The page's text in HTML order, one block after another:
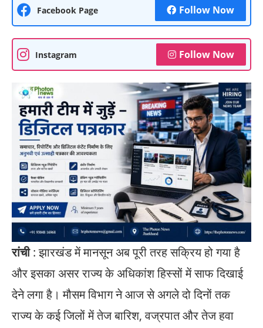
Facebook Page Follow Now
Instagram Follow Now
रांची: झारखंड में मानसून अब पूरी तरह सक्रिय हो गया है
और इसका असर राज्य के अधिकांश हिस्सों में साफ दिखाई
देने लगा है। मौसम विभाग ने आज से अगले दो दिनों तक
राज्य के कई जिलों में तेज बारिश, वज्रपात और तेज हवा